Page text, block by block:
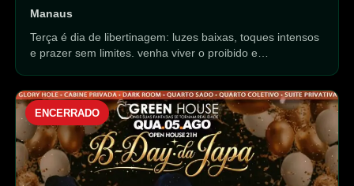
Manaus
Terça é dia de libertinagem: luzes baixas, toques intensos
e prazer sem limites. venha viver o proibido e…
ENCERRADO